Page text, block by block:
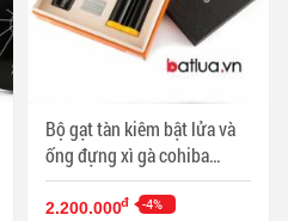
Bộ gạt tàn kiêm bật lửa và
ống đựng xì gà cohiba
chuyên dụng sang trọng -
Mã SP: PKXG327
2.200.000đ -4%